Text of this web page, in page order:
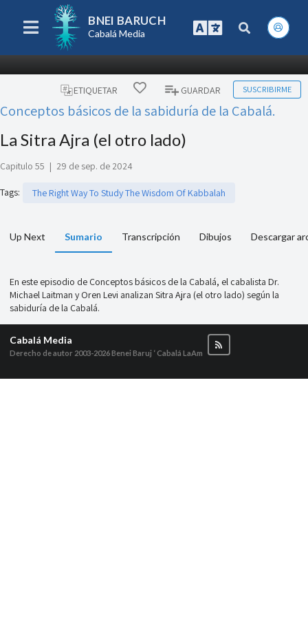
BNEI BARUCH
Cabalá Media
ETIQUETAR GUARDAR SUSCRIBIRME
Conceptos básicos de la sabiduría de la Cabalá.
La Sitra Ajra (el otro lado)
Capitulo 55 | 29 de sep. de 2024
Tags: The Right Way To Study The Wisdom Of Kabbalah
Up Next Sumario Transcripción Dibujos Descargar
En este episodio de Conceptos básicos de la Cabalá, el cabalista Dr.
Michael Laitman y Oren Levi analizan Sitra Ajra (el otro lado) según la
sabiduría de la Cabalá.
Cabalá Media
Derecho de autor 2003-2026Benei Baruj ‘ Cabalá LaAm